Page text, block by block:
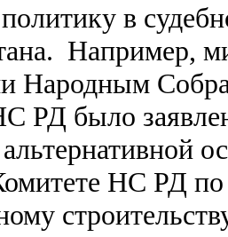
в
Например,
Народным
РД было
НС РД по